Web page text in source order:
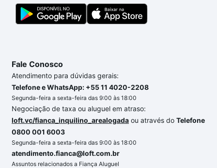
a gente para comprar o imóvel dos seus sonhos
com segurança e conforto. Loft, com você até as
Fale Conosco
Atendimento para dúvidas gerais:
Telefone e WhatsApp: +55 11 4020-2208
Segunda-feira a sexta-feira das 9:00 às 18:00
Negociação de taxa ou aluguel em atraso:
loft.vc/fianca_inquilino_arealogada ou através do Telefone
0800 001 6003
Segunda-feira a sexta-feira das 9:00 às 18:00
atendimento.fianca@loft.com.br
Assuntos relacionados a Fiança Aluguel